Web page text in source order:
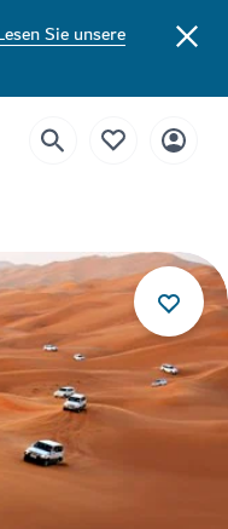
Sie unsere